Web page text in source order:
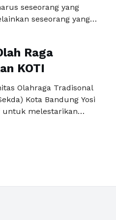
seseorang yang
seseorang yang
Seperti halnya
dengan
seorang pahlawan
Agus Suyitno
Raga
KOTI
Olahraga Tradisonal
Kota Bandung Yosi
untuk melestarikan
meski baru
dengan keluar
manfaat